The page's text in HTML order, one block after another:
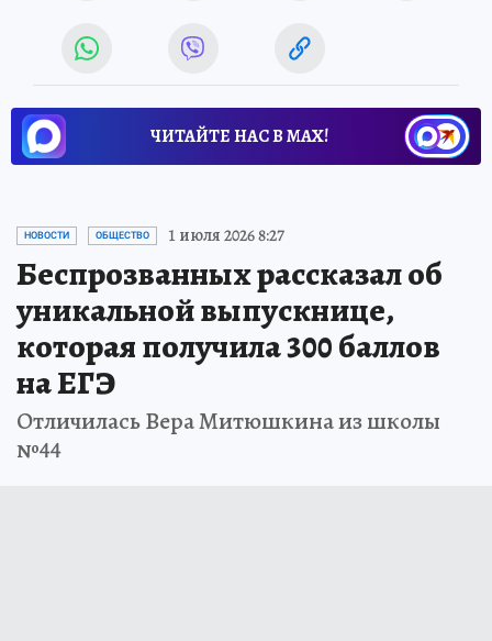
ЧИТАЙТЕ НАС В МАХ!
НОВОСТИ ОБЩЕСТВО 1 июля 2026 8:27
Беспрозванных рассказал об
уникальной выпускнице,
которая получила 300 баллов
на ЕГЭ
Отличилась Вера Митюшкина из школы
№44